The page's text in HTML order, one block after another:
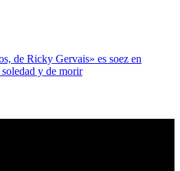
de Ricky Gervais» es soez en
y de morir